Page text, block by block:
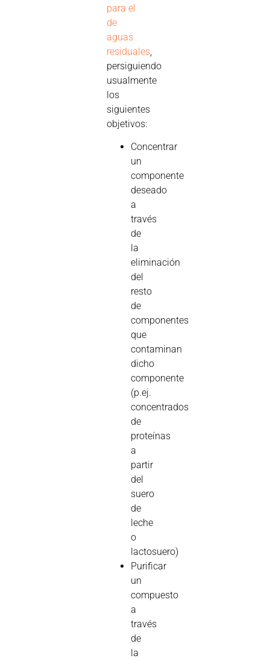
para el
de
aguas
residuales
persiguiendo
usualmente
los
siguientes
objetivos:
Concentrar
un
componente
deseado
a
través
de
la
eliminación
del
resto
de
componentes
que
contaminan
dicho
componente
(p.ej.
concentrados
de
proteínas
a
partir
del
suero
de
leche
o
lactosuero)
Purificar
un
compuesto
a
través
de
la